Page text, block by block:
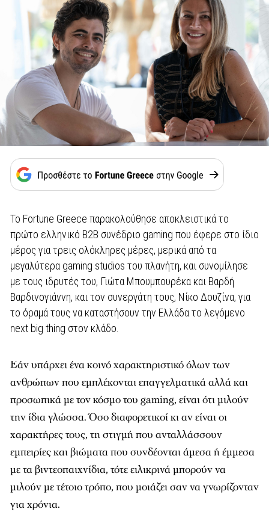
Το Fortune Greece παρακολούθησε αποκλειστικά το
πρώτο ελληνικό B2B συνέδριο gaming που έφερε στο ίδιο
μέρος για τρεις ολόκληρες μέρες, μερικά από τα
μεγαλύτερα gaming studios του πλανήτη, και συνομίλησε
με τους ιδρυτές του, Γιώτα Μπουμπουρέκα και Βαρδή
Βαρδινογιάννη, και τον συνεργάτη τους, Νίκο Δουζίνα, για
το όραμά τους να καταστήσουν την Ελλάδα το λεγόμενο
next big thing στον κλάδο.
Εάν υπάρχει ένα κοινό χαρακτηριστικό όλων των
ανθρώπων που εμπλέκονται επαγγελματικά αλλά και
προσωπικά με τον κόσμο του gaming, είναι ότι μιλούν
την ίδια γλώσσα. Όσο διαφορετικοί κι αν είναι οι
χαρακτήρες τους, τη στιγμή που ανταλλάσσουν
εμπειρίες και βιώματα που συνδέονται άμεσα ή έμμεσα
με τα βιντεοπαιχνίδια, τότε ειλικρινά μπορούν να
μιλούν με τέτοιο τρόπο, που μοιάζει σαν να γνωρίζονταν
για χρόνια.